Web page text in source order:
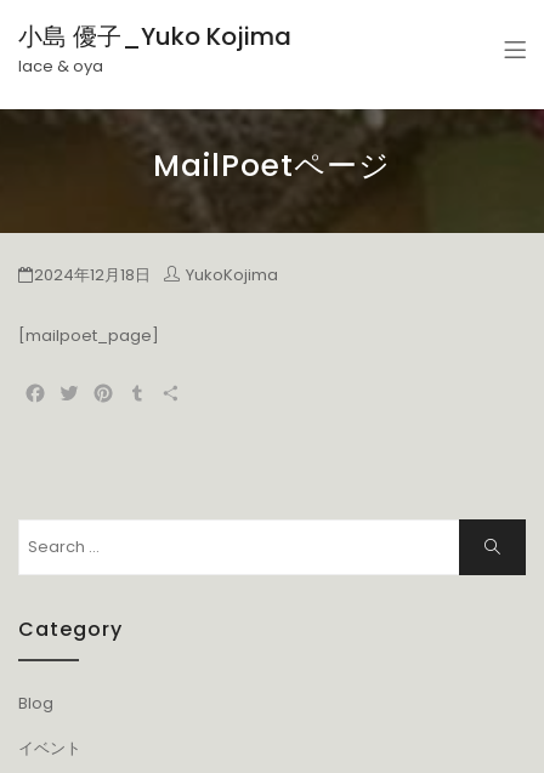
小島 優子_Yuko Kojima
lace & oya
MailPoetページ
2024年12月18日 YukoKojima
[mailpoet_page]
Facebook
TwitterPinterest
Tumblr
for:
Search
Category
Blog
イベント